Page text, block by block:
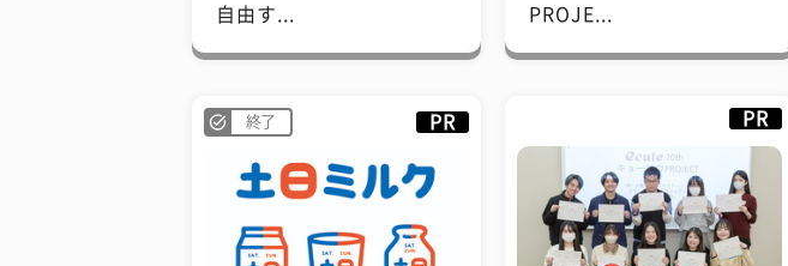
自由す...
PROJE...
終了 PR PR